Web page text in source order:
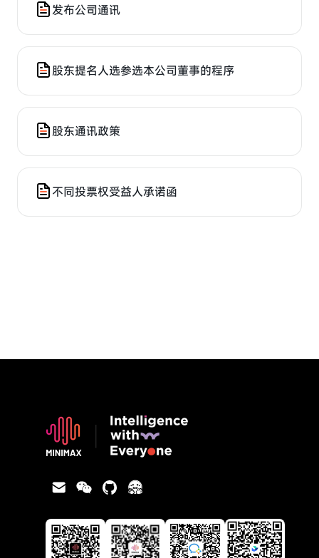
发布公司通讯
股东提名人选参选本公司董事的程序
股东通讯政策
不同投票权受益人承诺函